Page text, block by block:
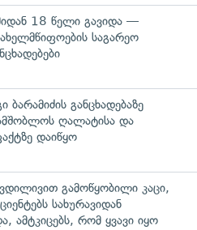
18 წელი გავიდა —
საგარეო
ბარამიძის განცხადებაზე
ღალატისა და
დაიწყო
გამოწყობილი კაცი,
სახურავიდან
ამტკიცებს, რომ ყვავი იყო